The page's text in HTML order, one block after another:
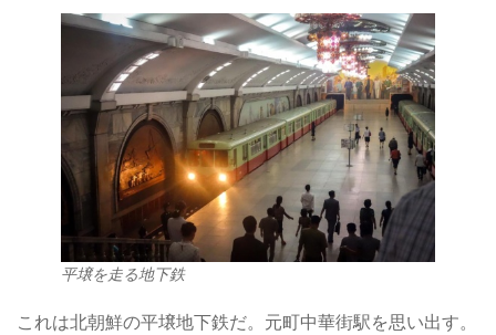
平壌を走る地下鉄
これは北朝鮮の平壌地下鉄だ。元町中華街駅を思い出す。